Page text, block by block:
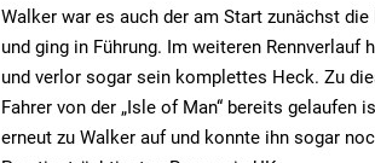
Walker war es auch der am Start zunächst
und ging in Führung. Im weiteren
und verlor sogar sein komplettes Heck. Zu
Fahrer von der „Isle of Man“ bereits gelaufen
erneut zu Walker auf und konnte ihn sogar